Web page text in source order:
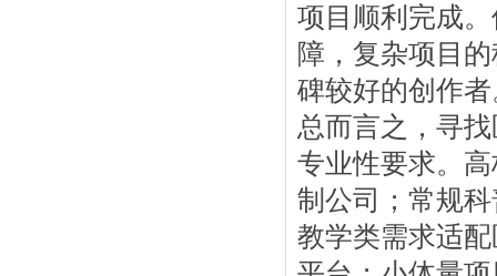
项目顺利完成
障，复杂项目
碑较好的创作
总而言之，寻
专业性要求。
制公司；常规
教学类需求适